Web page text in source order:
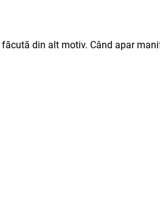
din alt motiv. Când apar